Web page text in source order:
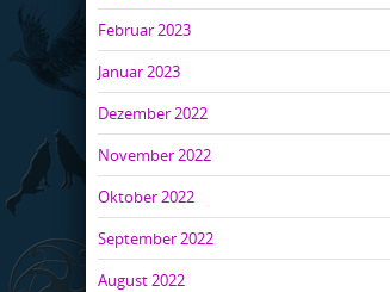
Februar 2023
Januar 2023
Dezember 2022
November 2022
Oktober 2022
September 2022
August 2022